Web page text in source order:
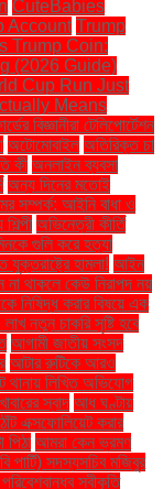
CuteBabies
Account Trump
Trump Coin:
(2026 Guide)
Cup Run Just
Means
বিজ্ঞানীরা টেলিপোর্টেশন
অটোমোবাইল অতিরিক্ত চা
কী অনলাইন ব্যবসা
অন্য দিনের মতোই
সম্পর্ক: আইনি বাধা ও
অভিনেত্রী কীর্তি
গুলি করে হত্যা
হামলা! আইন
থাকলে কেউ নিরাপদ নয়
নিষিদ্ধ করার বিষয়ে এক
নতুন চাকরি সৃষ্টি হবে
আগামী জাতীয় সংসদ
আটার রুটিকে আরও
থানায় লিখিত অভিযোগ
স্বাদ আধ ঘণ্টায়
এক্সফোলিয়েট করার
পিঠা আমরা কেন ভ্রমণ
পার্টি) সদস্যসচিব মজিবুর
স্বীকৃতি